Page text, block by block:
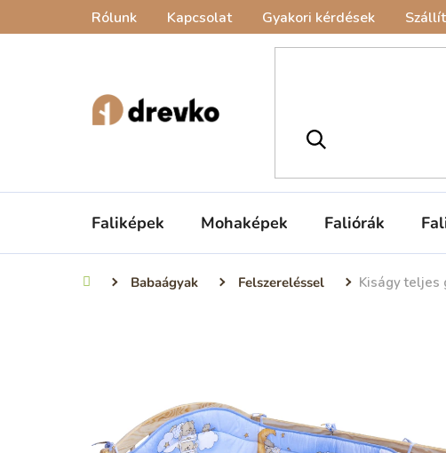
Rólunk Kapcsolat Gyakori kérdések
Faliképek Mohaképek Faliórák
KezdőlapBabaágyak Felszereléssel Kiságy teljes